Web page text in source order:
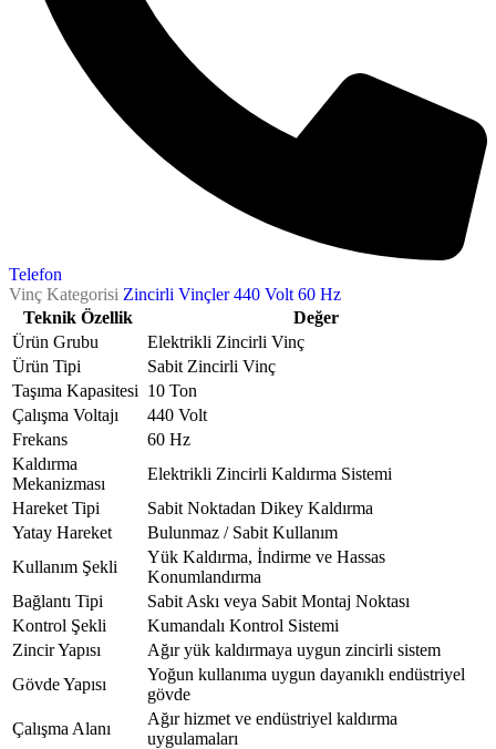
Telefon
Vinç Kategorisi Zincirli Vinçler 440 Volt 60 Hz
Teknik Özellik
Değer
Ürün Grubu
Elektrikli Zincirli Vinç
Ürün Tipi
Sabit Zincirli Vinç
Taşıma Kapasitesi 10 Ton
Çalışma Voltajı
440 Volt
Frekans
60 Hz
Kaldırma
Mekanizması
Elektrikli Zincirli Kaldırma Sistemi
Hareket Tipi
Sabit Noktadan Dikey Kaldırma
Yatay Hareket
Bulunmaz / Sabit Kullanım
Kullanım Şekli
Yük Kaldırma, İndirme ve Hassas
Konumlandırma
Bağlantı Tipi
Sabit Askı veya Sabit Montaj Noktası
Kontrol Şekli
Kumandalı Kontrol Sistemi
Zincir Yapısı
Ağır yük kaldırmaya uygun zincirli sistem
Gövde Yapısı
Yoğun kullanıma uygun dayanıklı endüstriyel
gövde
Çalışma Alanı
Ağır hizmet ve endüstriyel kaldırma
uygulamaları